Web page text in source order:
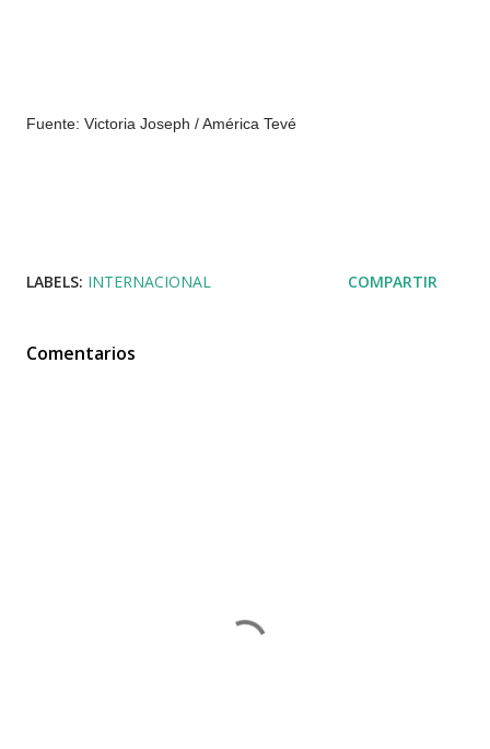
Fuente: Victoria Joseph / América Tevé
LABELS: INTERNACIONAL COMPARTIR
Comentarios